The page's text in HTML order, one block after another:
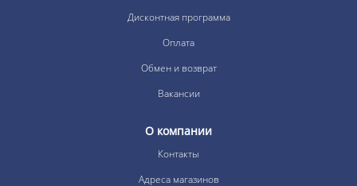
Дисконтная программа
Оплата
Обмен и возврат
Вакансии
О компании
Контакты
Адреса магазинов